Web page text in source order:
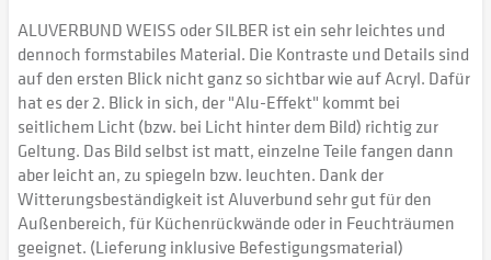
ALUVERBUND WEISS oder SILBER ist ein sehr leichtes und
dennoch formstabiles Material. Die Kontraste und Details sind
auf den ersten Blick nicht ganz so sichtbar wie auf Acryl. Dafür
hat es der 2. Blick in sich, der "Alu-Effekt" kommt bei
seitlichem Licht (bzw. bei Licht hinter dem Bild) richtig zur
Geltung. Das Bild selbst ist matt, einzelne Teile fangen dann
aber leicht an, zu spiegeln bzw. leuchten. Dank der
Witterungsbeständigkeit ist Aluverbund sehr gut für den
Außenbereich, für Küchenrückwände oder in Feuchträumen
geeignet. (Lieferung inklusive Befestigungsmaterial)